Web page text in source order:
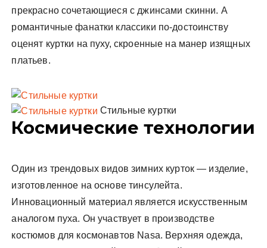
прекрасно сочетающиеся с джинсами скинни. А
романтичные фанатки классики по-достоинству
оценят куртки на пуху, скроенные на манер изящных
платьев.
Стильные куртки
Космические технологии
Один из трендовых видов зимних курток — изделие,
изготовленное на основе тинсулейта.
Инновационный материал является искусственным
аналогом пуха. Он участвует в производстве
костюмов для космонавтов Nasa. Верхняя одежда,